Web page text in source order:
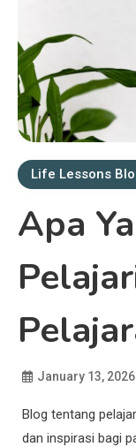
Life Lessons
Apa
January 13, 2026
Blog tentang
dan inspirasi bagi